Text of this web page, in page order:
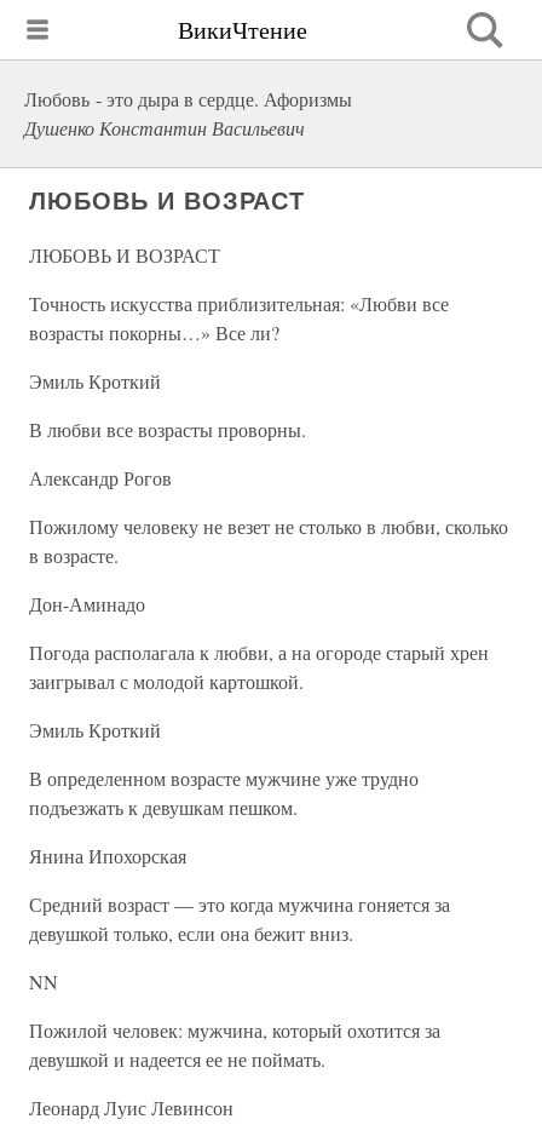
ВикиЧтение
Любовь - это дыра в сердце. Афоризмы
Душенко Константин Васильевич
ЛЮБОВЬ И ВОЗРАСТ
ЛЮБОВЬ И ВОЗРАСТ
Точность искусства приблизительная: «Любви все
возрасты покорны…» Все ли?
Эмиль Кроткий
В любви все возрасты проворны.
Александр Рогов
Пожилому человеку не везет не столько в любви, сколько
в возрасте.
Дон-Аминадо
Погода располагала к любви, а на огороде старый хрен
заигрывал с молодой картошкой.
Эмиль Кроткий
В определенном возрасте мужчине уже трудно
подъезжать к девушкам пешком.
Янина Ипохорская
Средний возраст — это когда мужчина гоняется за
девушкой только, если она бежит вниз.
NN
Пожилой человек: мужчина, который охотится за
девушкой и надеется ее не поймать.
Леонард Луис Левинсон